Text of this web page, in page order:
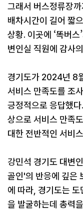
그래서 버스정류장
배차시간이 길어 짧
상황. 이곳에 ‘똑버
변인실 직원에 감사
경기도가 2024년 8
서비스 만족도를 조
긍정적으로 응답했
상으로 서비스 만족
대한 전반적인 서비
강민석 경기도 대변
골인'의 반응에 깊은
에 따라, 경기도는
을 발굴하는데 총력